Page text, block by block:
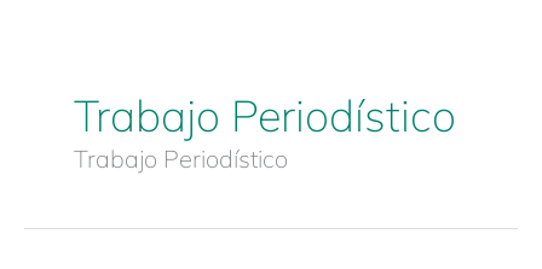
Trabajo Periodístico
Trabajo Periodístico